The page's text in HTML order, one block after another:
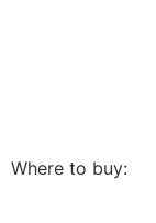
Where to buy: